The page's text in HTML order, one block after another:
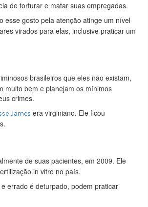
de torturar e matar suas empregadas.
esse gosto pela atenção atinge um nível
virados para elas, inclusive praticar um
brasileiros que eles não existam,
muito bem e planejam os mínimos
crimes.
James era virginiano. Ele ficou
de suas pacientes, em 2009. Ele
in vitro no país.
errado é deturpado, podem praticar